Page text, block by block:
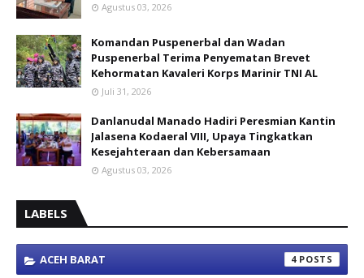
Agustus 03, 2026
Komandan Puspenerbal dan Wadan
Puspenerbal Terima Penyematan Brevet
Kehormatan Kavaleri Korps Marinir TNI AL
Juli 31, 2026
Danlanudal Manado Hadiri Peresmian Kantin
Jalasena Kodaeral VIII, Upaya Tingkatkan
Kesejahteraan dan Kebersamaan
Agustus 03, 2026
LABELS
ACEH BARAT 4